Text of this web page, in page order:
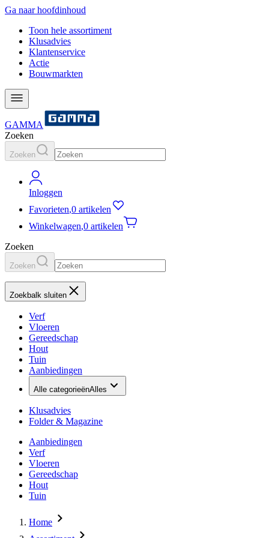
Ga naar hoofdinhoud
Toon hele assortiment
Klusadvies
Klantenservice
Actie
Bouwmarkten
GAMMA
Zoeken
Zoeken
Inloggen
Favorieten,0 artikelen
Winkelwagen,0 artikelen
Zoeken
Zoeken
Zoekbalk sluiten
Verf
Vloeren
Gereedschap
Hout
Tuin
Aanbiedingen
Alle categorieënAlles
Klusadvies
Folder & Magazine
Aanbiedingen
Verf
Vloeren
Gereedschap
Hout
Tuin
Home